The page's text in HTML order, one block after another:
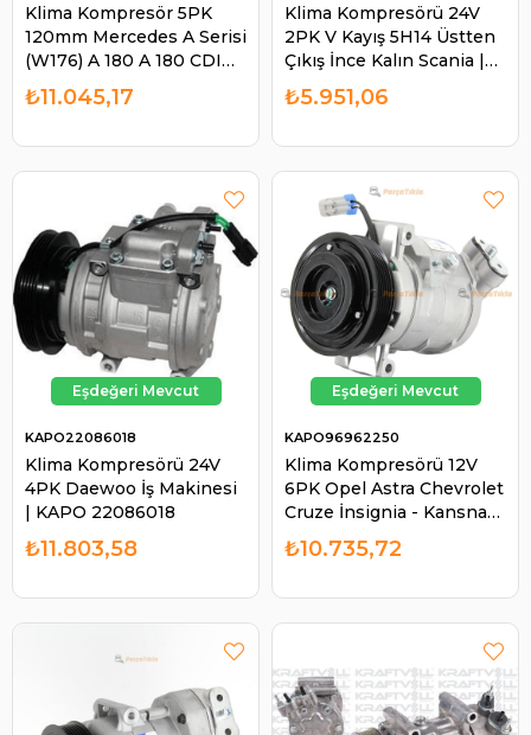
Klima Kompresör 5PK
120mm Mercedes A Serisi
(W176) A 180 A 180 CDI
A200 CDI 12-/ B Serisi
(W246) 19010022
₺11.045,17
Klima Kompresörü 24V
2PK V Kayış 5H14 Üstten
Çıkış İnce Kalın Scania |
KAPO 6627
₺5.951,06
Klima Kompresörü 24V
4PK Daewoo İş Makinesi
| KAPO 22086018
KAPO22086018
₺11.803,58
Klima Kompresörü 12V
6PK Opel Astra Chevrolet
Cruze İnsignia - Kansnak
Çapı :120mm - Kapo
96962250 42010289 |
KAPO96962250
₺10.735,72